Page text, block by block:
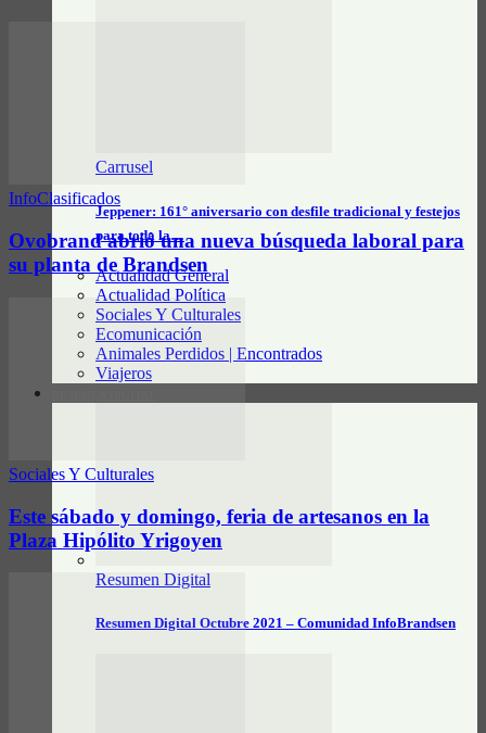
Carrusel
Jeppener: 161° aniversario con desfile tradicional y festejos
para toda la…
Actualidad General
Actualidad Política
Sociales Y Culturales
Ecomunicación
Animales Perdidos | Encontrados
Viajeros
Resumen Digital
Resumen Digital Octubre 2021 – Comunidad InfoBrandsen
InfoClasificados
Ovobrand abrió una nueva búsqueda laboral para
su planta de Brandsen
Sociales Y Culturales
Este sábado y domingo, feria de artesanos en la
Plaza Hipólito Yrigoyen